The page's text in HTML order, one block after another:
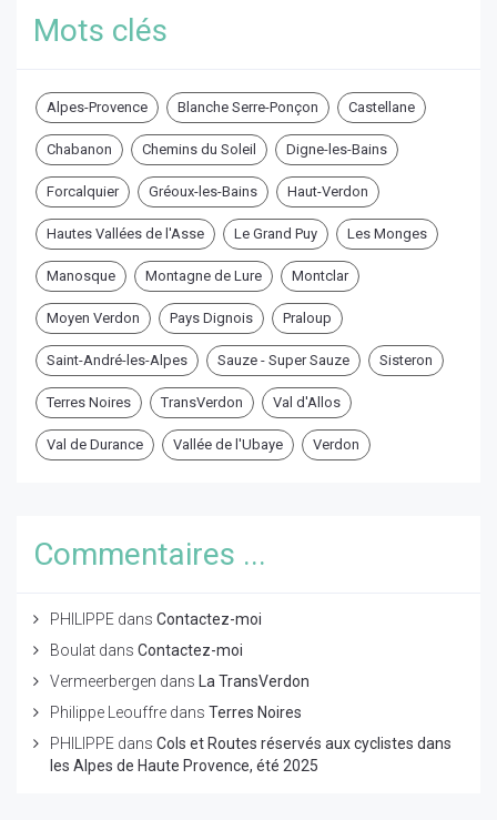
Mots clés
Alpes-Provence Blanche Serre-Ponçon Castellane
Chabanon Chemins du Soleil Digne-les-Bains
Forcalquier Gréoux-les-Bains Haut-Verdon
Hautes Vallées de l'Asse Le Grand Puy Les Monges
Manosque Montagne de Lure Montclar
Moyen Verdon Pays Dignois Praloup
Saint-André-les-Alpes Sauze - Super Sauze Sisteron
Terres Noires TransVerdon Val d'Allos
Val de Durance Vallée de l'Ubaye Verdon
Commentaires ...
PHILIPPE dans Contactez-moi
Boulat dans Contactez-moi
Vermeerbergen dans
La TransVerdon
Philippe Leouffre dans Terres Noires
PHILIPPE dans Cols et Routes réservés aux cyclistes dans
les Alpes de Haute Provence, été 2025